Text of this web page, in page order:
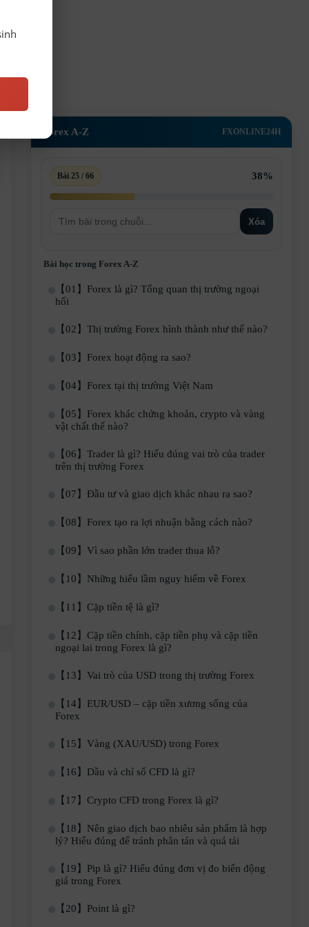
Forex A-Z FXONLINE24H
Bài 25 / 66 38%
Xóa
Bài học trong Forex A-Z
【01】Forex là gì? Tổng quan thị trường ngoại
hối
【02】Thị trường Forex hình thành như thế nào?
【03】Forex hoạt động ra sao?
【04】Forex tại thị trường Việt Nam
【05】Forex khác chứng khoán, crypto và vàng
vật chất thế nào?
【06】Trader là gì? Hiểu đúng vai trò của trader
trên thị trường Forex
【07】Đầu tư và giao dịch khác nhau ra sao?
【08】Forex tạo ra lợi nhuận bằng cách nào?
【09】Vì sao phần lớn trader thua lỗ?
【10】Những hiểu lầm nguy hiểm về Forex
【11】Cặp tiền tệ là gì?
【12】Cặp tiền chính, cặp tiền phụ và cặp tiền
ngoại lai trong Forex là gì?
【13】Vai trò của USD trong thị trường Forex
【14】EUR/USD – cặp tiền xương sống của
Forex
【15】Vàng (XAU/USD) trong Forex
【16】Dầu và chỉ số CFD là gì?
【17】Crypto CFD trong Forex là gì?
【18】Nên giao dịch bao nhiêu sản phẩm là hợp
lý? Hiểu đúng để tránh phân tán và quá tải
【19】Pip là gì? Hiểu đúng đơn vị đo biến động
giá trong Forex
【20】Point là gì?